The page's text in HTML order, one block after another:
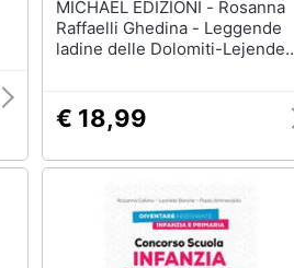
MICHAEL EDIZIONI - Rosanna
Raffaelli Ghedina - Leggende
ladine delle Dolomiti-Lejendes
€ 18,99